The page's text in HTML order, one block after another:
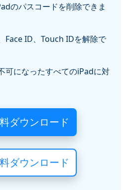
のパスコードを削除できま
Face ID、Touch IDを解除で
可になったすべてのiPadに対
ダウンロード
ダウンロード